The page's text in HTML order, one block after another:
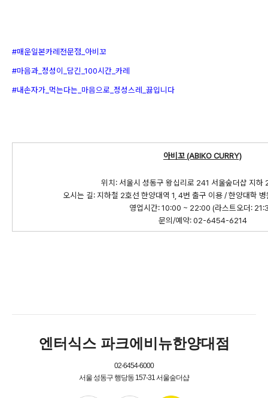
#매운일본카레전문점_아비꼬
#마음과_정성이_담긴_100시간_카레
#내손자가_먹는다는_마음으로_정성스레_끓입니다
아비꼬 (ABIKO CURRY)
위치: 서울시 성동구 왕십리로 241 서울숲더샵 지하
오시는 길: 지하철 2호선 한양대역 1, 4번 출구 이용 / 한양대학
영업시간: 10:00 ~ 22:00 (라스트오더:
문의/예약: 02-6454-6214